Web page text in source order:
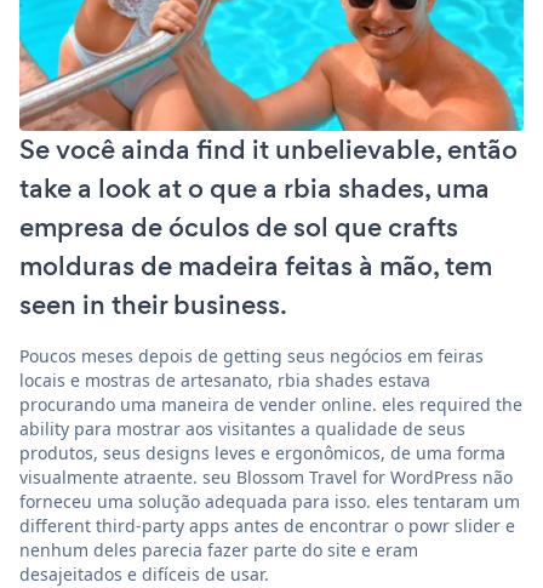
Se você ainda find it unbelievable, então
take a look at o que a rbia shades, uma
empresa de óculos de sol que crafts
molduras de madeira feitas à mão, tem
seen in their business.
Poucos meses depois de getting seus negócios em feiras
locais e mostras de artesanato, rbia shades estava
procurando uma maneira de vender online. eles required the
ability para mostrar aos visitantes a qualidade de seus
produtos, seus designs leves e ergonômicos, de uma forma
visualmente atraente. seu Blossom Travel for WordPress não
forneceu uma solução adequada para isso. eles tentaram um
different third-party apps antes de encontrar o powr slider e
nenhum deles parecia fazer parte do site e eram
desajeitados e difíceis de usar.